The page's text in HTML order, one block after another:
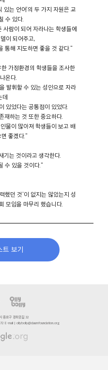
있는 언어’의 두 가지 자원은 교
수 있다.
람이 되어 자라나는 학생들에
이 되어주고,
통해 지도하면 좋을 것 같다."
한 가정환경의 학생들을 조사한
온다.
발휘할 수 있는 성인으로 자라
데
있었다는 공통점이 있었다.
재하는 것 또한 중요하다.
물이 많아져 학생들이 보고 배
좋겠다."
기는 것이라고 생각한다.
수 있을 것이다."
했던 것'이 없지는 않았는지 성
모임을 마무리 했습니다.
트 보기
종로구 경희궁길 32
E-mail | ollybolly@daumfoundation.org